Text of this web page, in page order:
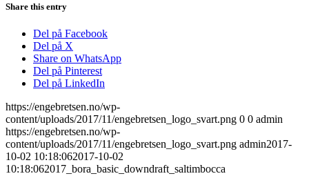
Share this entry
Del på Facebook
Del på X
Share on WhatsApp
Del på Pinterest
Del på LinkedIn
https://engebretsen.no/wp-
content/uploads/2017/11/engebretsen_logo_svart.png 0 0 admin
https://engebretsen.no/wp-
content/uploads/2017/11/engebretsen_logo_svart.png admin2017-
10-02 10:18:062017-10-02
10:18:062017_bora_basic_downdraft_saltimbocca